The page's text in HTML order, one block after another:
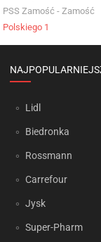
PSS Zamość - Zamość
Polskiego 1
Lidl
Biedronka
Rossmann
Carrefour
Jysk
Super-Pharm